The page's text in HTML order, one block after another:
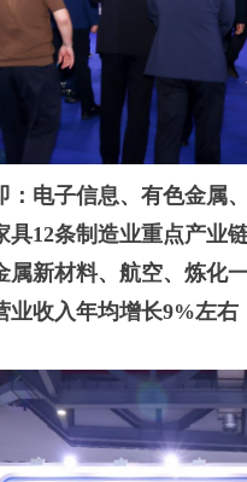
：电子信息、有色金
12条制造业重点产业
新材料、航空、炼化
收入年均增长9%左